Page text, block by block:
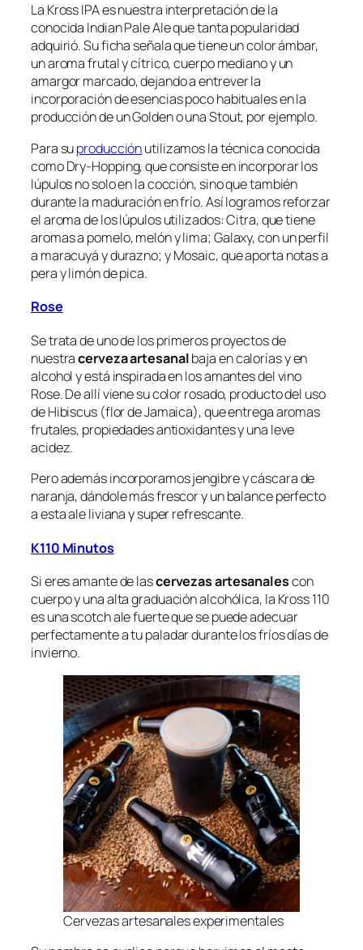
La Kross IPA es nuestra interpretación de la
conocida Indian Pale Ale que tanta popularidad
adquirió. Su ficha señala que tiene un color ámbar,
un aroma frutal y cítrico, cuerpo mediano y un
amargor marcado, dejando a entrever la
incorporación de esencias poco habituales en la
producción de un Golden o una Stout, por ejemplo.
Para suproducciónutilizamos la técnica conocida
como Dry-Hopping, que consiste en incorporar los
lúpulos no solo en la cocción, sino que también
durante la maduración en frío. Así logramos reforzar
el aroma de los lúpulos utilizados: Citra, que tiene
aromas a pomelo, melón y lima; Galaxy, con un perfil
a maracuyá y durazno; y Mosaic, que aporta notas a
pera y limón de pica.
Rose
Se trata de uno de los primeros proyectos de
nuestracerveza artesanalbaja en calorías y en
alcohol y está inspirada en los amantes del vino
Rose. De allí viene su color rosado, producto del uso
de Hibiscus (flor de Jamaica), que entrega aromas
frutales, propiedades antioxidantes y una leve
acidez.
Pero además incorporamos jengibre y cáscara de
naranja, dándole más frescor y un balance perfecto
a esta ale liviana y super refrescante.
K110 Minutos
Si eres amante de lascervezas artesanalescon
cuerpo y una alta graduación alcohólica, la Kross 110
es una scotch ale fuerte que se puede adecuar
perfectamente a tu paladar durante los fríos días de
invierno.
Cervezas artesanales experimentales